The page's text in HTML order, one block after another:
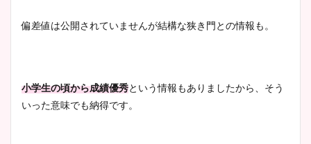
偏差値は公開されていませんが結構な狭き門との情報も。
小学生の頃から成績優秀という情報もありましたから、そう
いった意味でも納得です。